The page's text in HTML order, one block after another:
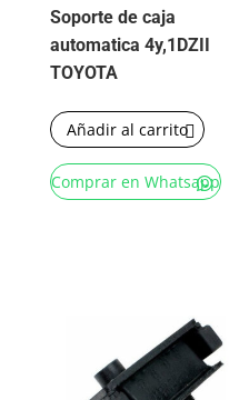
Soporte de caja
automatica 4y,1DZII
TOYOTA
Añadir al carrito
Comprar en Whatsapp